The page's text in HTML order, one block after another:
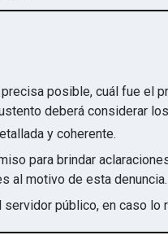
posible, cuál fue el
deberá considerar
y coherente.
para brindar
irregularidades pertenecientes al motivo de esta denuncia.
público, en caso lo